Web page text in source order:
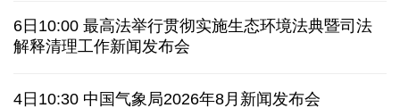
白宫否认特朗普与赫格塞思因弹药库存短缺发生争执
美媒称美国增派人手 在古巴加大力度开展情报活动
6日10:00 最高法举行贯彻实施生态环境法典暨司法
解释清理工作新闻发布会
4日10:30 中国气象局2026年8月新闻发布会